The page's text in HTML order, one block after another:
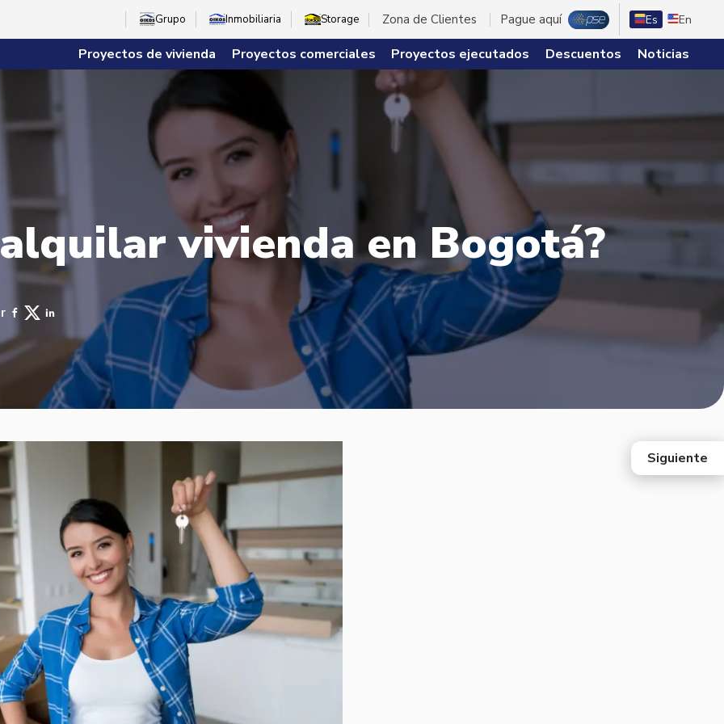
Grupo Inmobiliaria Storage Zona de Clientes Pague aquí Es En
Proyectos de vivienda Proyectos comerciales Proyectos ejecutados Descuentos Noticias
vivienda en Bogotá?
Siguiente